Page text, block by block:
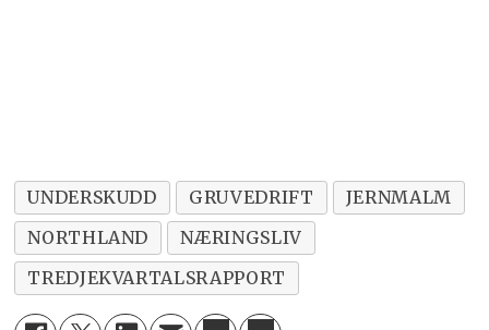
UNDERSKUDD GRUVEDRIFT
JERNMALM
NORTHLAND
NÆRINGSLIV
TREDJEKVARTALSRAPPORT